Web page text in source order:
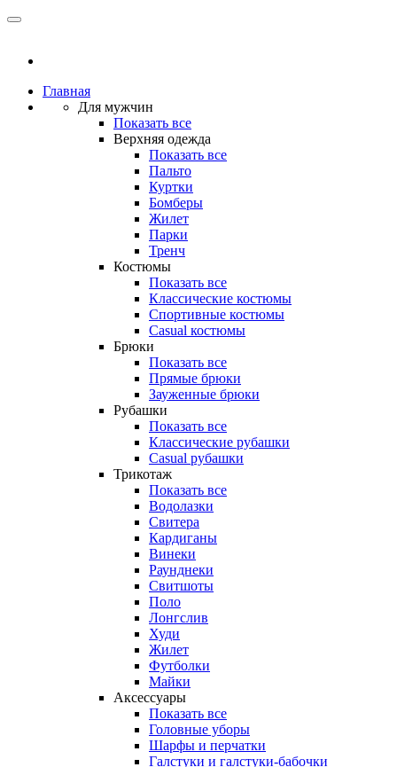
Главная
Для мужчин
Показать все
Верхняя одежда
Показать все
Пальто
Куртки
Бомберы
Жилет
Парки
Тренч
Костюмы
Показать все
Классические костюмы
Спортивные костюмы
Casual костюмы
Брюки
Показать все
Прямые брюки
Зауженные брюки
Рубашки
Показать все
Классические рубашки
Casual рубашки
Трикотаж
Показать все
Водолазки
Свитера
Кардиганы
Винеки
Раунднеки
Свитшоты
Поло
Лонгслив
Худи
Жилет
Футболки
Майки
Аксессуары
Показать все
Головные уборы
Шарфы и перчатки
Галстуки и галстуки-бабочки